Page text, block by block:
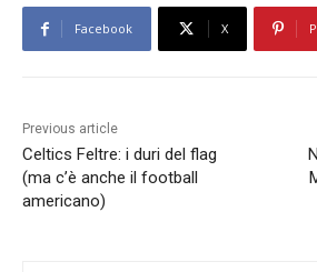
Facebook X
Previous article
Celtics Feltre: i duri del flag
(ma c’è anche il football
americano)